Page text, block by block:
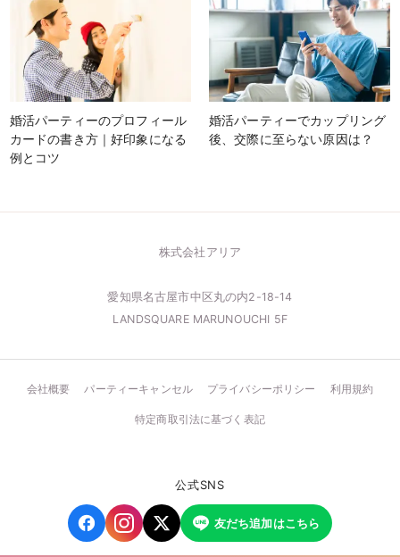
婚活パーティーのプロフィール
カードの書き方｜好印象になる
例とコツ
婚活パーティーでカップリング
後、交際に至らない原因は？
株式会社アリア
愛知県名古屋市中区丸の内2-18-14
LANDSQUARE MARUNOUCHI 5F
会社概要 パーティーキャンセル プライバシーポリシー 利用規約
特定商取引法に基づく表記
公式SNS
友だち追加はこちら